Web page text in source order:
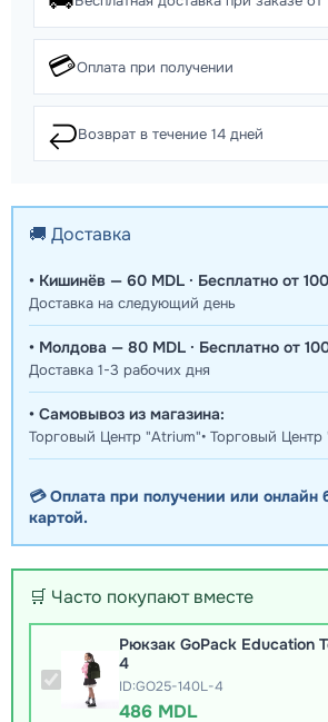
💳Оплата при получении
↩️Возврат в течение 14 дней
🚚 Доставка
• Кишинёв — 60 MDL · Бесплатно от
Доставка на следующий день
• Молдова — 80 MDL · Бесплатно от
Доставка 1-3 рабочих дня
• Самовывоз из магазина:
Торговый Центр "Atrium"• Торговый Центр
💳 Оплата при получении или онлайн
картой.
🛒 Часто покупают вместе
Рюкзак GoPack Education
4
ID:GO25-140L-4
486 MDL